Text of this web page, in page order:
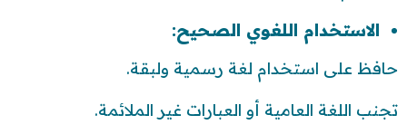
الاستخدام اللغوي الصحيح:
حافظ على استخدام لغة رسمية ولبقة.
تجنب اللغة العامية أو العبارات غير الملائمة.